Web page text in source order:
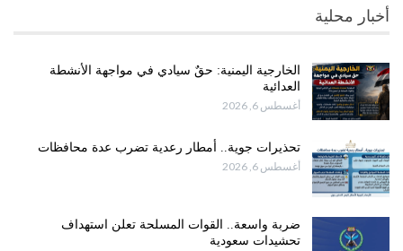
أخبار محلية
الخارجية اليمنية: حقٌ سيادي في مواجهة الأنشطة
العدائية
أغسطس 6, 2026
تحذيرات جوية.. أمطار رعدية تضرب عدة محافظات
أغسطس 6, 2026
ضربة واسعة.. القوات المسلحة تعلن استهداف
تحشيدات سعودية